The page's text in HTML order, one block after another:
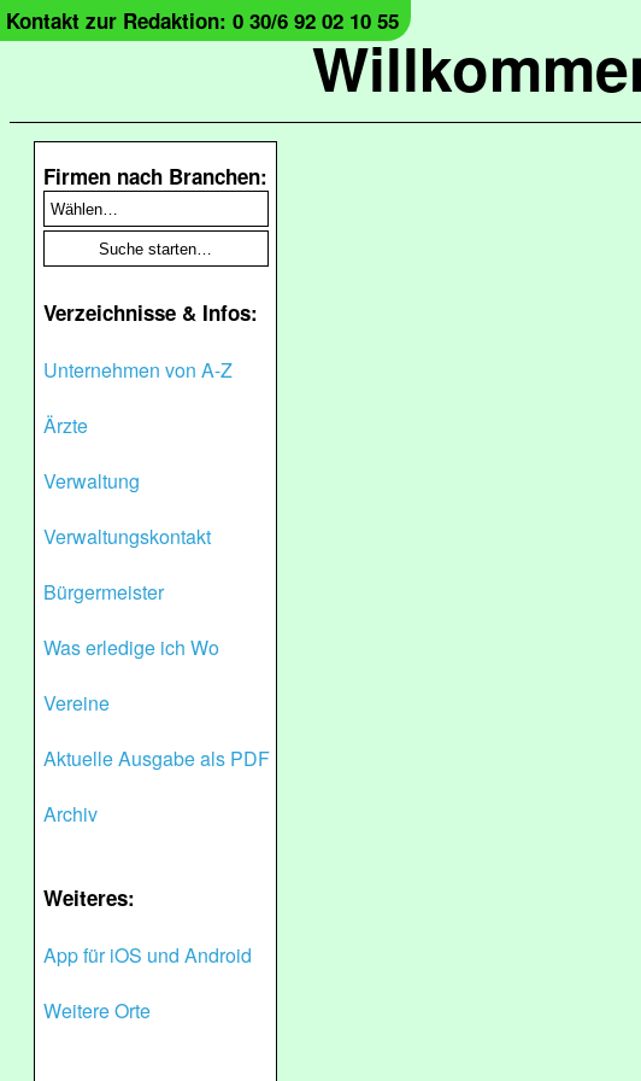
Kontakt zur Redaktion: 0 30/6 92 02 10 55
Firmen nach Branchen:
Verzeichnisse & Infos:
Unternehmen von A-Z
Ärzte
Verwaltung
Verwaltungskontakt
Bürgermeister
Was erledige ich Wo
Vereine
Aktuelle Ausgabe als PDF
Archiv
Weiteres:
App für iOS und Android
Weitere Orte